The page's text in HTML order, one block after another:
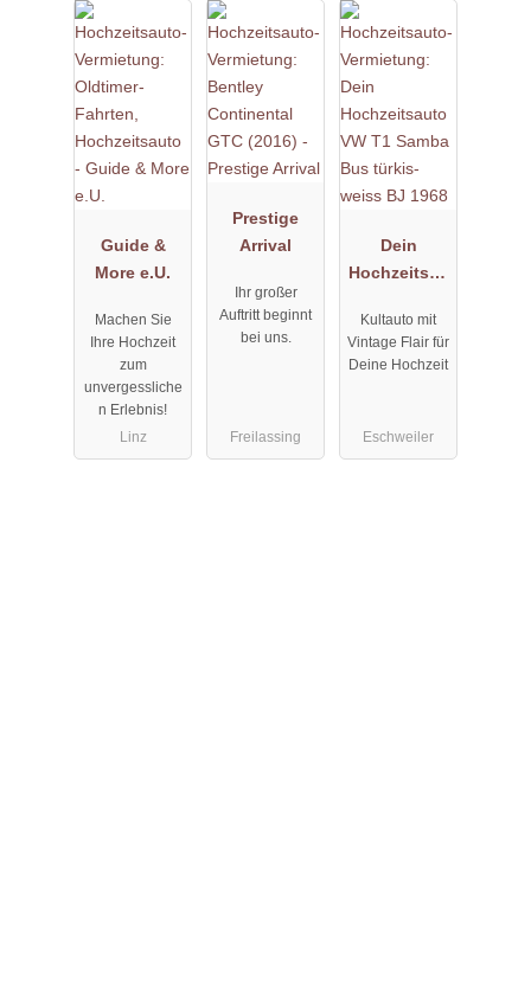
Guide &
More e.U.
Machen Sie
Ihre Hochzeit
zum
unvergessliche
n Erlebnis!
Linz
Prestige
Arrival
Ihr großer
Auftritt beginnt
bei uns.
Freilassing
Dein
Hochzeitsau
Samba Bus
türkis-weiss
Kultauto mit
Vintage Flair für
Deine Hochzeit
Eschweiler